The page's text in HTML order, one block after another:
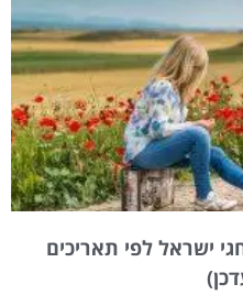
ישראל לפי תאריכים